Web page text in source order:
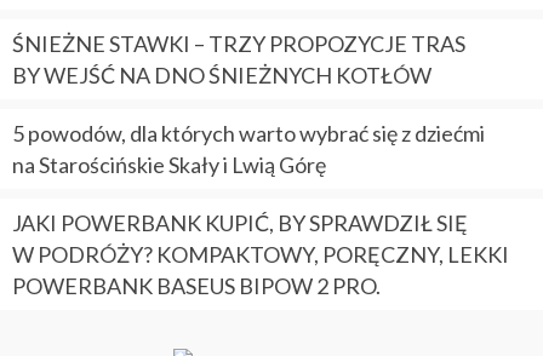
ŚNIEŻNE STAWKI – TRZY PROPOZYCJE TRAS
BY WEJŚĆ NA DNO ŚNIEŻNYCH KOTŁÓW
5 powodów, dla których warto wybrać się z dziećmi
na Starościńskie Skały i Lwią Górę
JAKI POWERBANK KUPIĆ, BY SPRAWDZIŁ SIĘ
W PODRÓŻY? KOMPAKTOWY, PORĘCZNY, LEKKI
POWERBANK BASEUS BIPOW 2 PRO.